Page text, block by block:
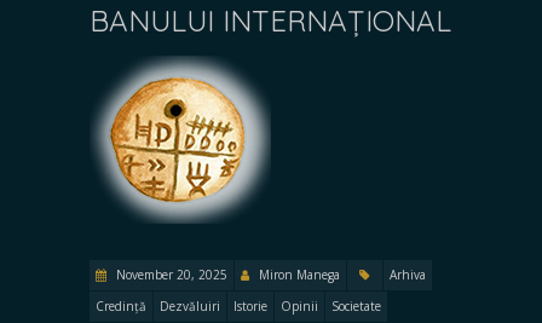
BANULUI INTERNAȚIONAL
November 20, 2025 Miron Manega
Arhiva
Credință
Dezvăluiri Istorie Opinii
Societate